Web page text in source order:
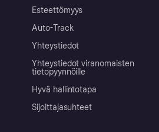
Esteettömyys
Auto-Track
Yhteystiedot
Yhteystiedot viranomaisten
tietopyynnöille
Hyvä hallintotapa
Sijoittajasuhteet